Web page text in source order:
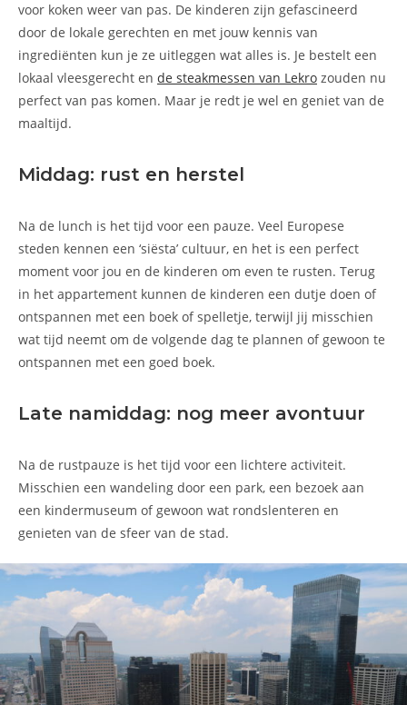
voor koken weer van pas. De kinderen zijn gefascineerd
door de lokale gerechten en met jouw kennis van
ingrediënten kun je ze uitleggen wat alles is. Je bestelt een
lokaal vleesgerecht en de steakmessen van Lekro zouden nu
perfect van pas komen. Maar je redt je wel en geniet van de
maaltijd.
Middag: rust en herstel
Na de lunch is het tijd voor een pauze. Veel Europese
steden kennen een ‘siësta’ cultuur, en het is een perfect
moment voor jou en de kinderen om even te rusten. Terug
in het appartement kunnen de kinderen een dutje doen of
ontspannen met een boek of spelletje, terwijl jij misschien
wat tijd neemt om de volgende dag te plannen of gewoon te
ontspannen met een goed boek.
Late namiddag: nog meer avontuur
Na de rustpauze is het tijd voor een lichtere activiteit.
Misschien een wandeling door een park, een bezoek aan
een kindermuseum of gewoon wat rondslenteren en
genieten van de sfeer van de stad.